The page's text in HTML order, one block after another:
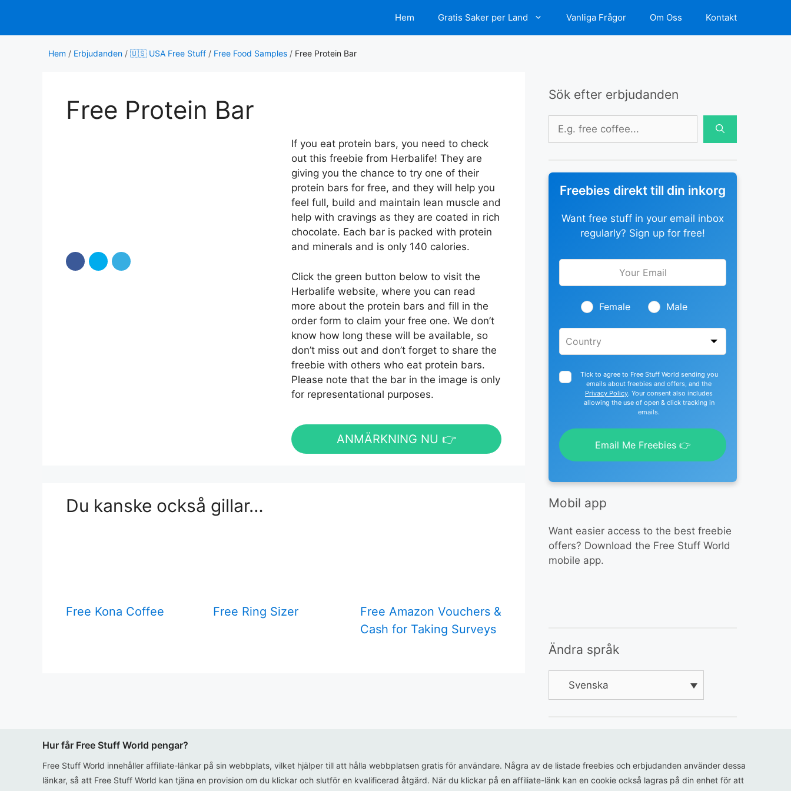
innehåll
Hem Gratis Saker per Land Vanliga Frågor Om Oss Kontakt
Hem / Erbjudanden / 🇺🇸 USA Free Stuff / Free Food Samples / Free Protein Bar
Free Protein Bar
If you eat protein bars, you need to check
out this freebie from Herbalife! They are
giving you the chance to try one of their
protein bars for free, and they will help you
feel full, build and maintain lean muscle and
help with cravings as they are coated in rich
chocolate. Each bar is packed with protein
and minerals and is only 140 calories.
Click the green button below to visit the
Herbalife website, where you can read
more about the protein bars and fill in the
order form to claim your free one. We don’t
know how long these will be available, so
don’t miss out and don’t forget to share the
freebie with others who eat protein bars.
Please note that the bar in the image is only
for representational purposes.
ANMÄRKNING NU 👉
Du kanske också gillar…
Free Kona Coffee Free Ring Sizer
Free Amazon Vouchers &
Cash for Taking Surveys
Sök efter erbjudanden
Sök
efter:
Freebies direkt till din inkorg
Want free stuff in your email inbox
regularly? Sign up for free!
Leave
blank
Female Male
Tick to agree to Free Stuff World sending you
emails about freebies and offers, and the
Privacy Policy. Your consent also includes
allowing the use of open & click tracking in
emails.
Email Me Freebies 👉
Mobil app
Want easier access to the best freebie
offers? Download the Free Stuff World
mobile app.
Ändra språk
Svenska
Hur får Free Stuff World pengar?
Free Stuff World innehåller affiliate-länkar på sin webbplats, vilket hjälper till att hålla webbplatsen gratis för användare. Några av de listade freebies och erbjudanden använder dessa
länkar, så att Free Stuff World kan tjäna en provision om du klickar och slutför en kvalificerad åtgärd. När du klickar på en affiliate-länk kan en cookie också lagras på din enhet för att